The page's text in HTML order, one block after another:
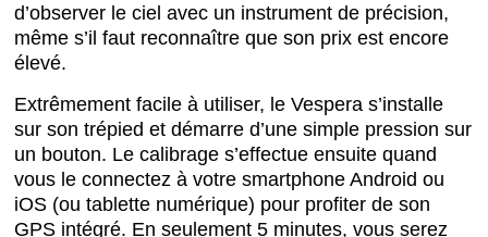
d’observer le ciel avec un instrument de précision,
même s’il faut reconnaître que son prix est encore
élevé.
Extrêmement facile à utiliser, le Vespera s’installe
sur son trépied et démarre d’une simple pression sur
un bouton. Le calibrage s’effectue ensuite quand
vous le connectez à votre smartphone Android ou
iOS (ou tablette numérique) pour profiter de son
GPS intégré. En seulement 5 minutes, vous serez